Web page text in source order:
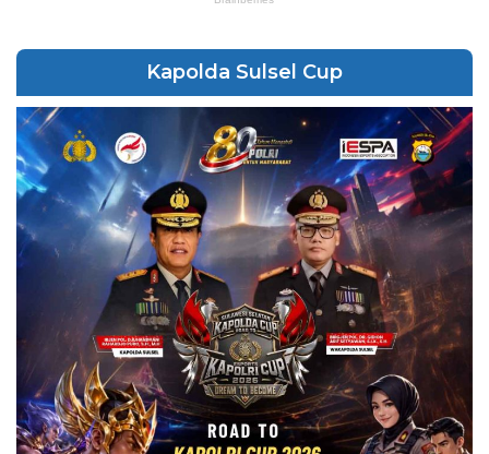
Kapolda Sulsel Cup